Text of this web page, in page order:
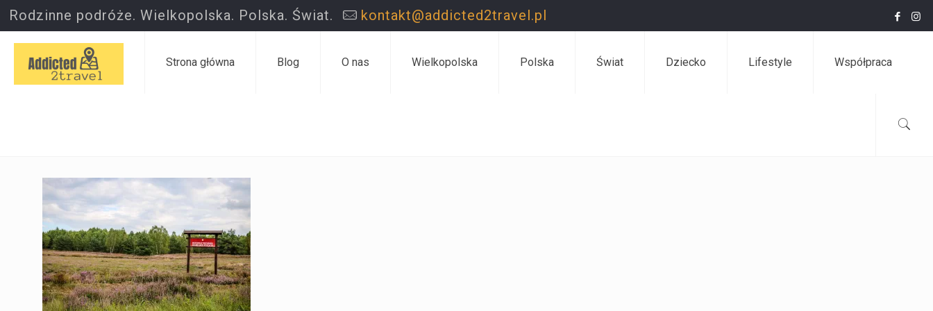
Rodzinne podróże. Wielkopolska. Polska. Świat. kontakt@addicted2travel.pl
Strona główna Blog O nas Wielkopolska Polska Świat Dziecko Lifestyle Współpraca